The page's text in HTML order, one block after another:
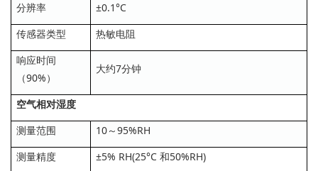
分辨率
±0.1°C
传感器类型
热敏电阻
响应时间
（90%）
大约7分钟
空气相对湿度
测量范围
10～95%RH
测量精度
±5% RH(25°C 和50%RH)